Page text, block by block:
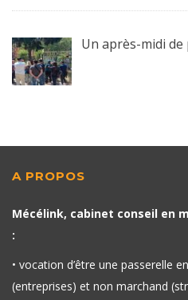
Un après-midi
A PROPOS
Mécélink, cabinet conseil en
:
• vocation d’être une passerelle
(entreprises) et non marchand